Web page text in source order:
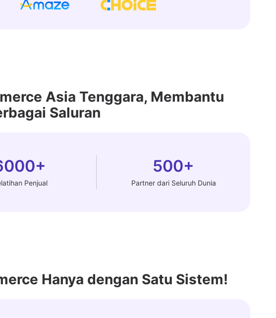
Asia Tenggara, Membantu
Saluran
Penjual
500+
Partner dari Seluruh Dunia
Hanya dengan Satu Sistem!